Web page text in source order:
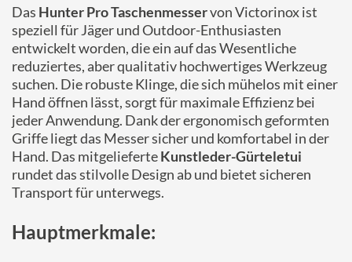
Das Hunter Pro Taschenmesservon Victorinox ist
speziell für Jäger und Outdoor-Enthusiasten
entwickelt worden, die ein auf das Wesentliche
reduziertes, aber qualitativ hochwertiges Werkzeug
suchen. Die robuste Klinge, die sich mühelos mit einer
Hand öffnen lässt, sorgt für maximale Effizienz bei
jeder Anwendung. Dank der ergonomisch geformten
Griffe liegt das Messer sicher und komfortabel in der
Hand. Das mitgelieferteKunstleder-Gürteletui
rundet das stilvolle Design ab und bietet sicheren
Transport für unterwegs.
Hauptmerkmale: